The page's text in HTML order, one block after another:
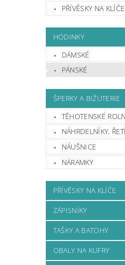
PŘÍVĚSKY NA KLÍČE
HODINKY
DÁMSKÉ
PÁNSKÉ
ŠPERKY A BIŽUTERIE
TĚHOTENSKÉ
NÁHRDELNÍKY,
NÁUŠNICE
NÁRAMKY
PŘÍVĚSKY NA KLÍČE
ZÁPISNÍKY
TAŠKY A BATOHY
OBALY NA KUFRY